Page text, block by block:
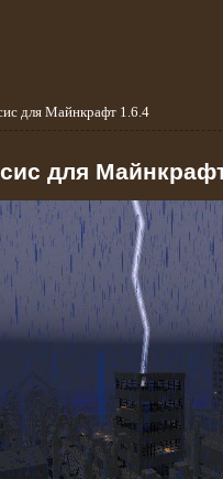
для Майнкрафт 1.6.4
для